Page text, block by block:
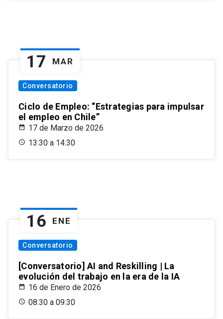
17 MAR
Conversatorio
Ciclo de Empleo: “Estrategias para impulsar
el empleo en Chile”
17 de Marzo de 2026
13:30 a 14:30
16 ENE
Conversatorio
[Conversatorio] AI and Reskilling | La
evolución del trabajo en la era de la IA
16 de Enero de 2026
08:30 a 09:30